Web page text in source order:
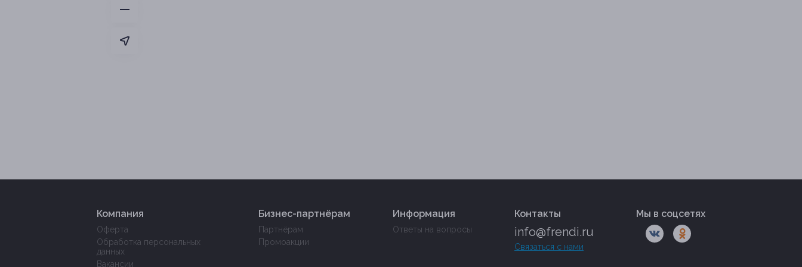
Компания
Оферта
Обработка персональных
данных
Вакансии
Бизнес-партнёрам
Партнёрам
Промоакции
Информация
Ответы на вопросы
Контакты
info@frendi.ru
Связаться с нами
Мы в соцсетях